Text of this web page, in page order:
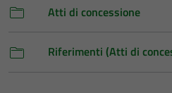
Atti di concessione
Riferimenti (Atti di